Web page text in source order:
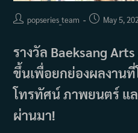
Postpopseries_team
PostMay 5,
รางวัล Baeksang
ขึ้นเพื่อยกย่องผลงานที่
โทรทัศน์ ภาพยนตร์ แ
ผ่านมา!